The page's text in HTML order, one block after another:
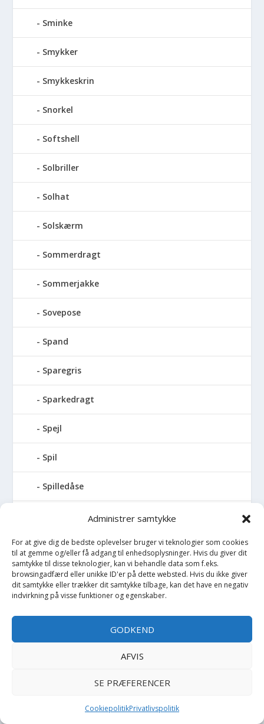
Administrer samtykke
For at give dig de bedste oplevelser bruger vi teknologier som cookies
til at gemme og/eller få adgang til enhedsoplysninger. Hvis du giver dit
samtykke til disse teknologier, kan vi behandle data som f.eks.
browsingadfærd eller unikke ID'er på dette websted. Hvis du ikke giver
dit samtykke eller trækker dit samtykke tilbage, kan det have en negativ
indvirkning på visse funktioner og egenskaber.
GODKEND
AFVIS
SE PRÆFERENCER
CookiepolitikPrivatlivspolitik
Sminke
Smykker
Smykkeskrin
Snorkel
Softshell
Solbriller
Solhat
Solskærm
Sommerdragt
Sommerjakke
Sovepose
Spand
Sparegris
Sparkedragt
Spejl
Spil
Spilledåse
Sportstaske
Sprinkler
Stablelegetøj